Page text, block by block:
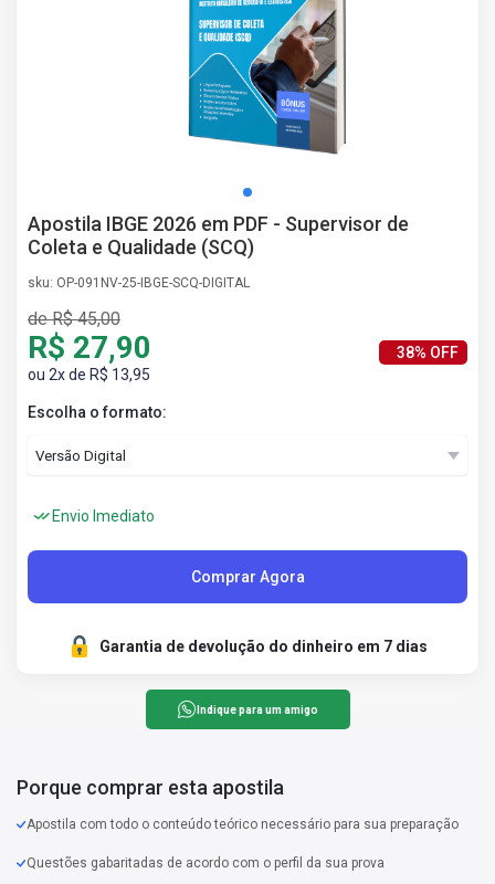
Apostila IBGE 2026 em PDF - Supervisor de
Coleta e Qualidade (SCQ)
sku: OP-091NV-25-IBGE-SCQ-DIGITAL
de R$ 45,00
R$ 27,90
ou 2x de R$ 13,95
38% OFF
Escolha o formato:
Envio Imediato
Comprar Agora
Garantia de devolução do dinheiro em 7 dias
Indique para um amigo
Porque comprar esta apostila
Apostila com todo o conteúdo teórico necessário para sua preparação
Questões gabaritadas de acordo com o perfil da sua prova